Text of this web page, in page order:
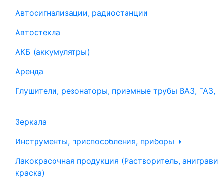
Автосигнализации, радиостанции
Автостекла
АКБ (аккумулятры)
Аренда
Глушители, резонаторы, приемные трубы ВАЗ, ГАЗ,
Зеркала
Инструменты, приспособления, приборы
Лакокрасочная продукция (Растворитель,
краска)